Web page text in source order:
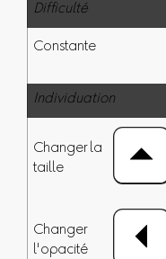
Difficulté
Constante
Individuation
Changer la
taille
Changer
l'opacité